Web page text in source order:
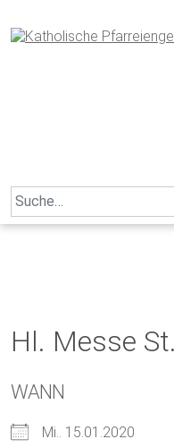
to
content
Search
for:
Hl. Messe
WANN
Mi.. 15.01.2020